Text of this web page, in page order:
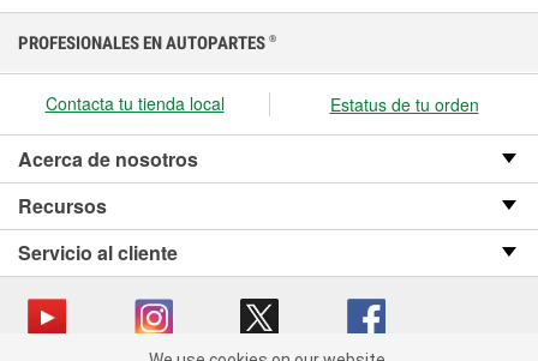
PROFESIONALES EN AUTOPARTES ®
Contacta tu tienda local Estatus de tu orden
Acerca de nosotros
Recursos
Servicio al cliente